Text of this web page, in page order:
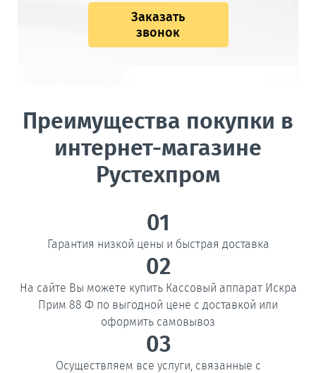
Заказать
звонок
Преимущества покупки в
интернет-магазине
Рустехпром
01
Гарантия низкой цены и быстрая доставка
02
На сайте Вы можете купить Кассовый аппарат Искра
Прим 88 Ф по выгодной цене с доставкой или
оформить самовывоз
03
Осуществляем все услуги, связанные с